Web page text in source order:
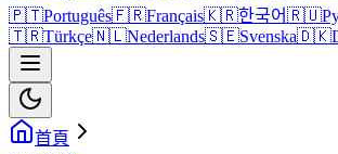
🇵🇹Português🇫🇷Français🇰🇷한국어🇷🇺
🇹🇷Türkçe🇳🇱Nederlands🇸🇪Svenska🇩🇰
首頁